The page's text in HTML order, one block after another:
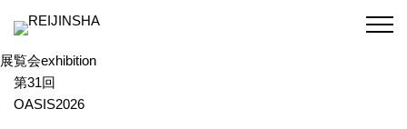
展覧会exhibition
第31回
OASIS2026